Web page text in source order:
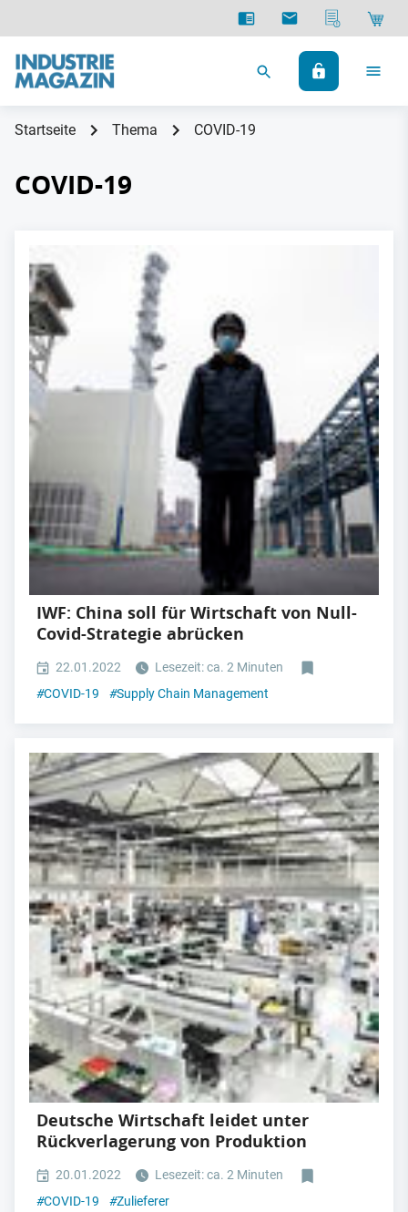
Startseite Thema COVID-19
COVID-19
IWF: China soll für Wirtschaft von Null-
Covid-Strategie abrücken
22.01.2022
Lesezeit: ca. 2 Minuten
#COVID-19 #Supply Chain Management
Deutsche Wirtschaft leidet unter
Rückverlagerung von Produktion
20.01.2022
Lesezeit: ca. 2 Minuten
#COVID-19 #Zulieferer